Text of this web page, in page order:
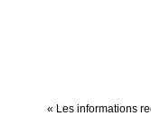
« Les informations